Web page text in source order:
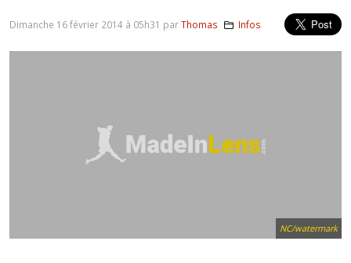
NC/watermark
Dimanche 16 février 2014 à 05h31 parThomas Infos